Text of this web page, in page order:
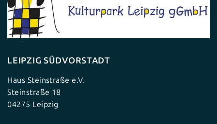
LEIPZIG SÜDVORSTADT
Haus Steinstraße e.V.
Steinstraße 18
04275 Leipzig